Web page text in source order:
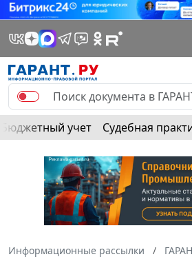
Бюджетный учет Судебная
Информационные рассылки